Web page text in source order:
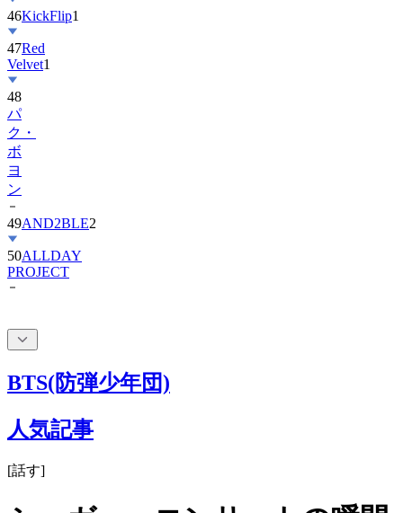
47Red
Velvet
48
パ
ク・
ボ
ヨ
ン
49
50ALLDAY
PROJECT
BTS(防弾少年団)
人気記事
[話す]